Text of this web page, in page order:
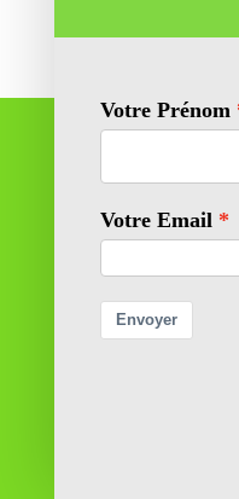
Réussite à Domicile
Réussite à Domicile